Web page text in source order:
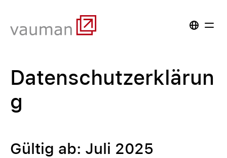
Datenschutzerklärun
g
Gültig ab: Juli 2025